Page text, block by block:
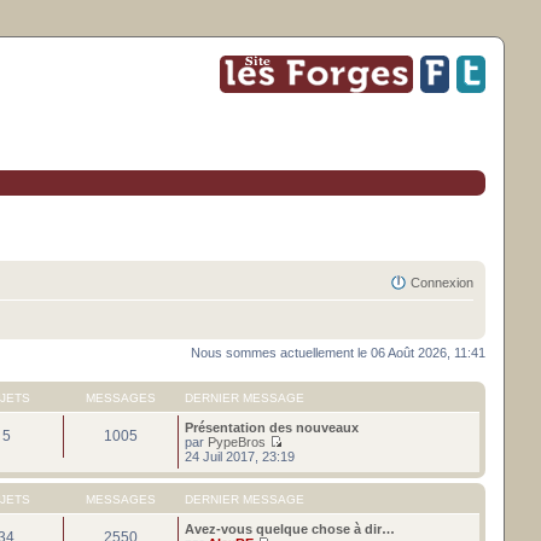
Connexion
Nous sommes actuellement le 06 Août 2026, 11:41
MESSAGES DERNIER MESSAGE
5 1005
Présentation des nouveaux
par PypeBros
C
n
s
u
l
24 Juil 2017, 23:19
MESSAGES DERNIER MESSAGE
2550
Avez-vous quelque chose à dir…